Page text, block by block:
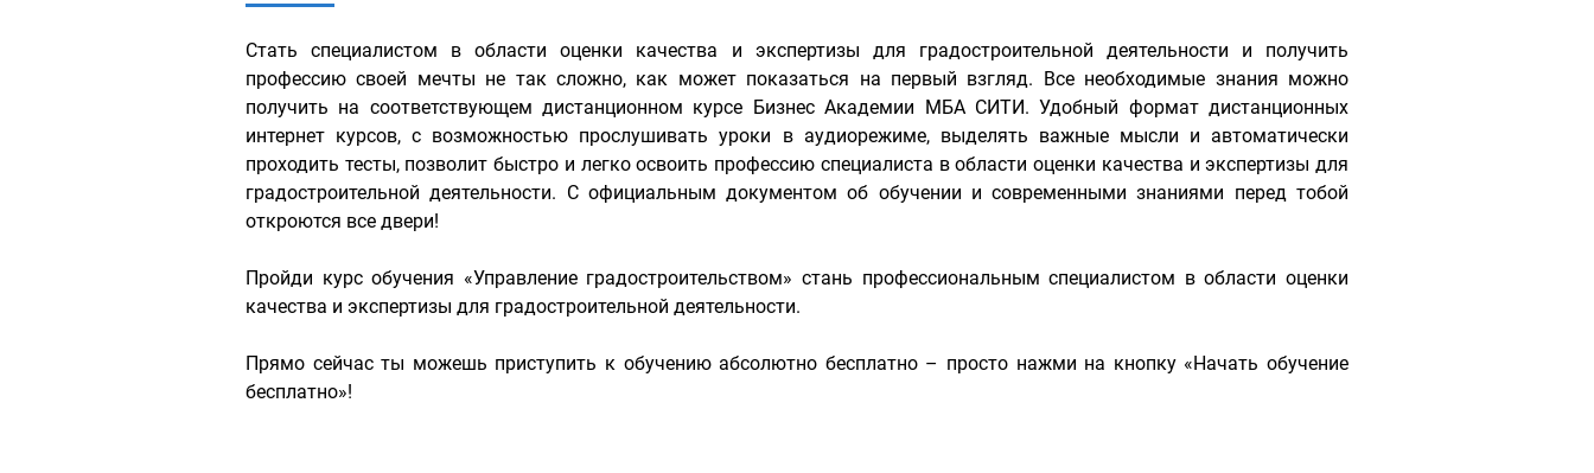
Стать специалистом в области оценки качества и экспертизы для градостроительной деятельности и получить
профессию своей мечты не так сложно, как может показаться на первый взгляд. Все необходимые знания можно
получить на соответствующем дистанционном курсе Бизнес Академии МБА СИТИ. Удобный формат дистанционных
интернет курсов, с возможностью прослушивать уроки в аудиорежиме, выделять важные мысли и автоматически
проходить тесты, позволит быстро и легко освоить профессию специалиста в области оценки качества и экспертизы для
градостроительной деятельности. С официальным документом об обучении и современными знаниями перед тобой
откроются все двери!
Пройди курс обучения «Управление градостроительством» стань профессиональным специалистом в области оценки
качества и экспертизы для градостроительной деятельности.
Прямо сейчас ты можешь приступить к обучению абсолютно бесплатно – просто нажми на кнопку «Начать обучение
бесплатно»!